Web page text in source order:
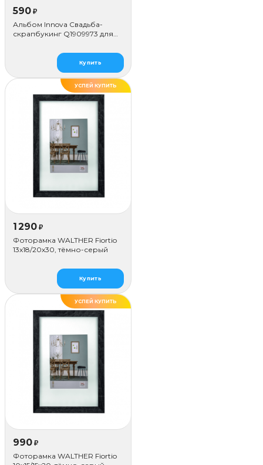
590 ₽
Альбом Innova Свадьба-
скрапбукинг Q1909973 для
Купить
УСПЕЙ КУПИТЬ
1 290 ₽
Фоторамка WALTHER Fiortio
13x18/20х30, тёмно-серый
Купить
УСПЕЙ КУПИТЬ
990 ₽
Фоторамка WALTHER Fiortio